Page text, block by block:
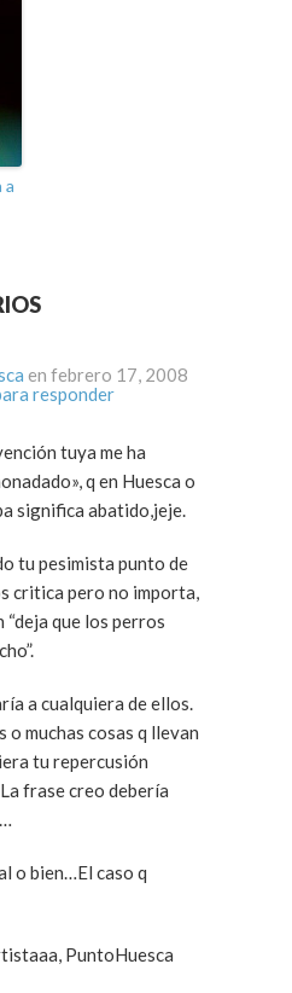
en febrero 17, 2008
responder
tuya me ha
q en Huesca o
significa abatido,jeje.
tu pesimista punto de
critica pero no importa,
“deja que los perros
a cualquiera de ellos.
o muchas cosas q llevan
tu repercusión
frase creo debería
o bien…El caso q
PuntoHuesca